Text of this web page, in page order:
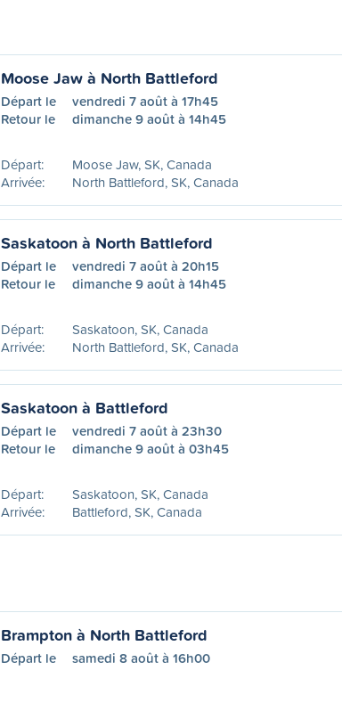
Moose Jaw à North Battleford
Départ le
vendredi 7 août à 17h45
Retour le
dimanche 9 août à 14h45
Départ:
Moose Jaw, SK, Canada
Arrivée:
North Battleford, SK, Canada
Saskatoon à North Battleford
Départ le
vendredi 7 août à 20h15
Retour le
dimanche 9 août à 14h45
Départ:
Saskatoon, SK, Canada
Arrivée:
North Battleford, SK, Canada
Saskatoon à Battleford
Départ le
vendredi 7 août à 23h30
Retour le
dimanche 9 août à 03h45
Départ:
Saskatoon, SK, Canada
Arrivée:
Battleford, SK, Canada
Brampton à North Battleford
Départ le samedi 8 août à 16h00